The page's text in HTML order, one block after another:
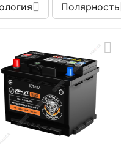
Полярность